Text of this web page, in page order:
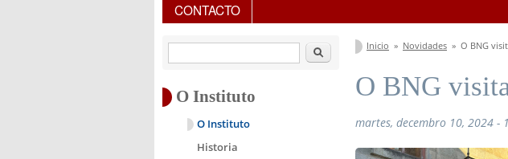
CONTACTO
Vostede está
Inicio » Novidades » O BNG
O BNG
martes, decembro 10, 2024 -
Buscar
O Instituto
O Instituto
Historia